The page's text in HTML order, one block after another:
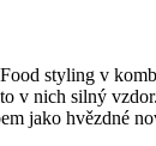
styling v
nich silný
jako hvězdné